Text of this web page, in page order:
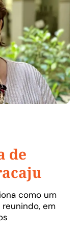
de
como um
em